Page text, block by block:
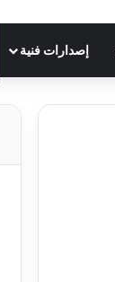
إصدارات فنية